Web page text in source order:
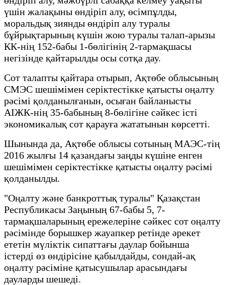
үшін жалақыны өндіріп алу, өсімпұлды,
моральдық зиянды өндіріп алу туралы
бұйрықтарының күшін жою туралы талап-арызы
КК-нің 152-бабы 1-бөлігінің 2-тармақшасы
негізінде қайтарылды осы сотқа дау.
Сот талапты қайтара отырып, Ақтөбе облысының
СМЭС шешімімен серіктестікке қатысты оңалту
рәсімі қолданылғанын, осыған байланысты
АІЖК-нің 35-бабының 8-бөлігіне сәйкес істі
экономикалық сот қарауға жататынын көрсетті.
Шынында да, Ақтөбе облысы сотының МАЭС-тің
2016 жылғы 14 қазандағы заңды күшіне енген
шешімімен серіктестікке қатысты оңалту рәсімі
қолданылды.
"Оңалту және банкроттық туралы" Қазақстан
Республикасы Заңының 67-бабы 5, 7-
тармақшаларының ережелеріне сәйкес сот оңалту
рәсімінде борышкер жауапкер ретінде әрекет
ететін мүліктік сипаттағы даулар бойынша
істерді өз өндірісіне қабылдайды, сондай-ақ
оңалту рәсіміне қатысушылар арасындағы
дауларды шешеді.